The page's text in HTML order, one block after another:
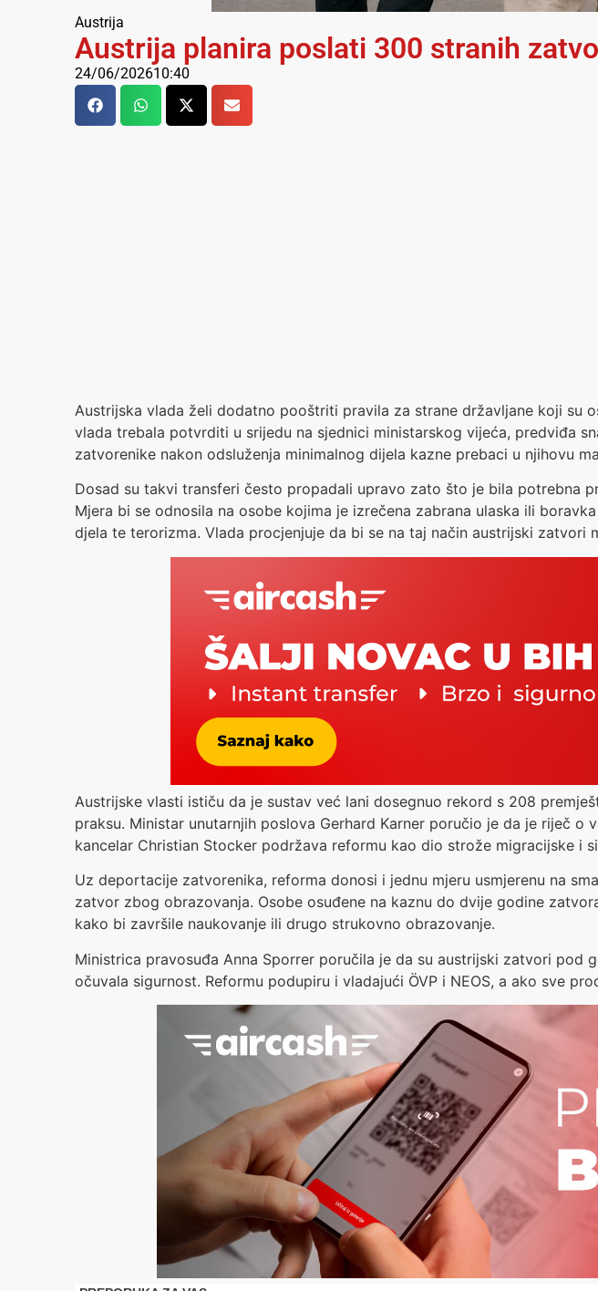
Austrija
Austrija planira poslati 300 stranih
24/06/202610:40
Austrijska vlada želi dodatno pooštriti pravila za strane državljane koji su
vlada trebala potvrditi u srijedu na sjednici ministarskog vijeća, predviđa
zatvorenike nakon odsluženja minimalnog dijela kazne prebaci u njihovu
Dosad su takvi transferi često propadali upravo zato što je bila potrebna
Mjera bi se odnosila na osobe kojima je izrečena zabrana ulaska ili
djela te terorizma. Vlada procjenjuje da bi se na taj način austrijski
Austrijske vlasti ističu da je sustav već lani dosegnuo rekord s 208
praksu. Ministar unutarnjih poslova Gerhard Karner poručio je da je riječ
kancelar Christian Stocker podržava reformu kao dio strože migracijske i
Uz deportacije zatvorenika, reforma donosi i jednu mjeru usmjerenu na
zatvor zbog obrazovanja. Osobe osuđene na kaznu do dvije godine
kako bi završile naukovanje ili drugo strukovno obrazovanje.
Ministrica pravosuđa Anna Sporrer poručila je da su austrijski zatvori
očuvala sigurnost. Reformu podupiru i vladajući ÖVP i NEOS, a ako sve